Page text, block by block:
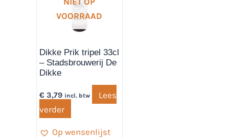
VOORRAAD
Dikke Prik tripel 33cl
– Stadsbrouwerij De
Dikke
€ 3,79 incl. btw
Lees
verder
Op wensenlijst